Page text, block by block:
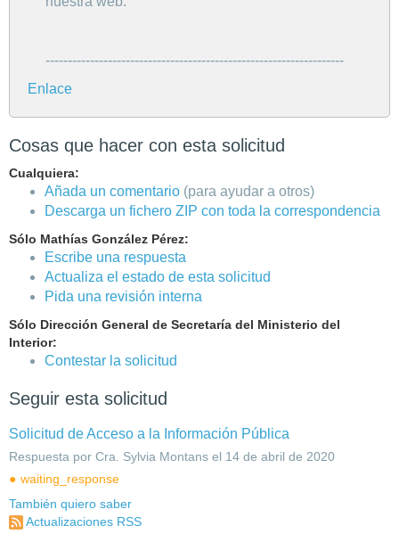
-------------------------------------------------------------------
Enlace
Cosas que hacer con esta solicitud
Cualquiera:
Añada un comentario (para ayudar a otros)
Descarga un fichero ZIP con toda la correspondencia
Sólo Mathías González Pérez:
Escribe una respuesta
Actualiza el estado de esta solicitud
Pida una revisión interna
Sólo Dirección General de Secretaría del Ministerio del
Interior:
Contestar la solicitud
Seguir esta solicitud
Solicitud de Acceso a la Información Pública
Respuesta por Cra. Sylvia Montans el 14 de abril de 2020
waiting_response
También quiero saber
Actualizaciones RSS